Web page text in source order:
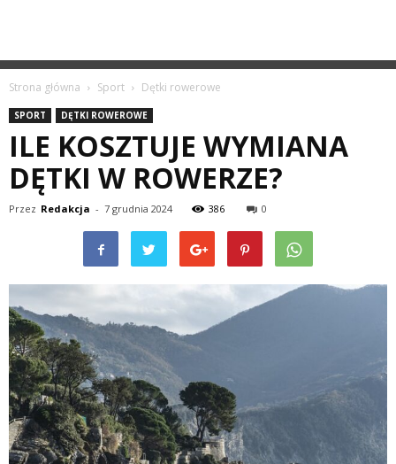
Strona główna Sport Dętki rowerowe
SPORT DĘTKI ROWEROWE
ILE KOSZTUJE WYMIANA
DĘTKI W ROWERZE?
Przez Redakcja - 7 grudnia 2024 386 0